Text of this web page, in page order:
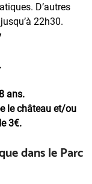
D’autres
22h30.
ans.
le château et/ou
3€.
dans le Parc